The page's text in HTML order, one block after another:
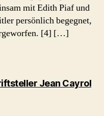
mit Edith Piaf und
persönlich begegnet,
[4] […]
Jean Cayrol